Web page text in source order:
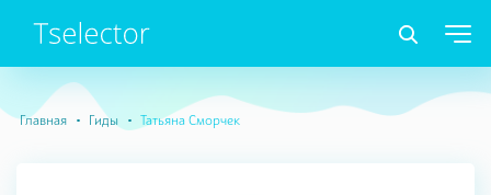
Главная Гиды Татьяна Сморчек